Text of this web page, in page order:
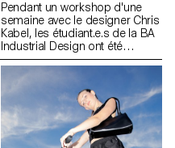
Pendant un workshop d'une
semaine avec le designer Chris
Kabel, les étudiant.e.s de la BA
Industrial Design ont été
invité.e.s à concevoir un verre
pour une boisson de leur choix,
qu'il s'agisse d'un cocktail,
d'une bière fraîche, d'un
Negroni traditionnel ou
simplement d'un verre à eau
pour étancher leur soif. Les